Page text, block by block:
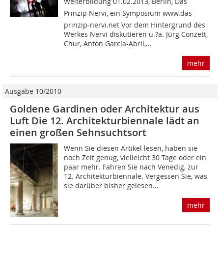
Prinzip Nervi, ein Symposium www.das-
prinzip-nervi.net Vor dem Hintergrund des
Werkes Nervi diskutieren u.?a. Jürg Conzett,
Chur, Antón García-Abril,...
mehr
Ausgabe 10/2010
Goldene Gardinen oder Architektur aus
Luft Die 12. Architekturbiennale lädt an
einen großen Sehnsuchtsort
Wenn Sie diesen Artikel lesen, haben sie
noch Zeit genug, vielleicht 30 Tage oder ein
paar mehr. Fahren Sie nach Venedig, zur
12. Architekturbiennale. Vergessen Sie, was
sie dar­über bisher gelesen...
mehr